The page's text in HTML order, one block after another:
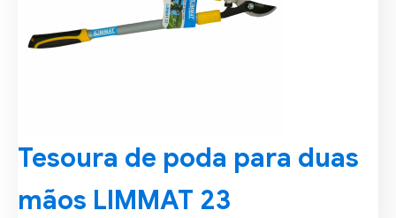
Tesoura de poda para duas
mãos LIMMAT 23